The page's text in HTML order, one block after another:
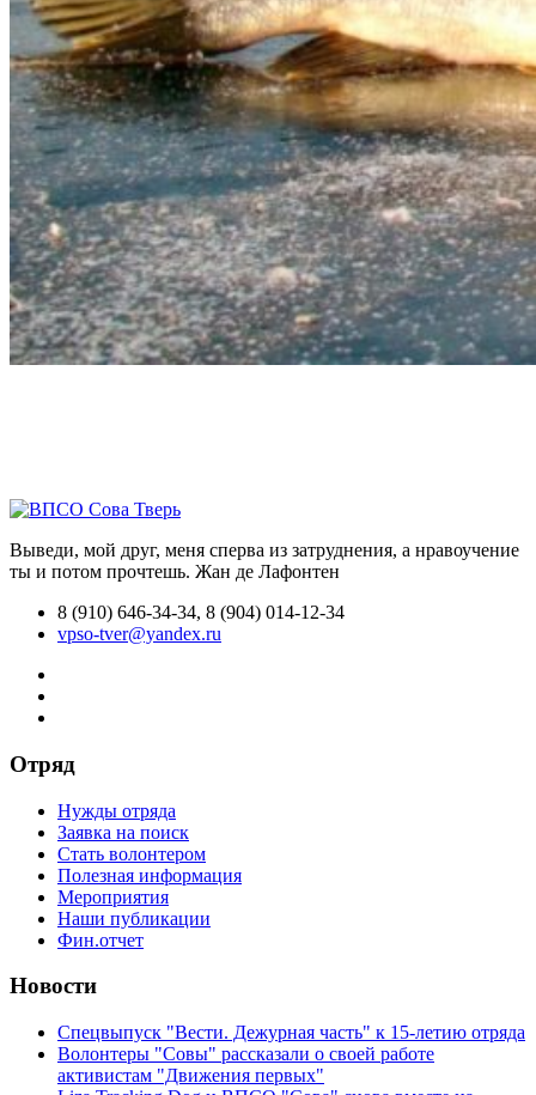
Выведи, мой друг, меня сперва из затруднения, а нравоучение
ты и потом прочтешь. Жан де Лафонтен
8 (910) 646-34-34, 8 (904) 014-12-34
vpso-tver@yandex.ru
Отряд
Нужды отряда
Заявка на поиск
Стать волонтером
Полезная информация
Мероприятия
Наши публикации
Фин.отчет
Новости
Спецвыпуск "Вести. Дежурная часть" к 15-летию отряда
Волонтеры "Совы" рассказали о своей работе
активистам "Движения первых"